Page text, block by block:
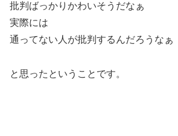
批判ばっかりかわいそうだなぁ
実際には
通ってない人が批判するんだろうなぁ
と思ったということです。